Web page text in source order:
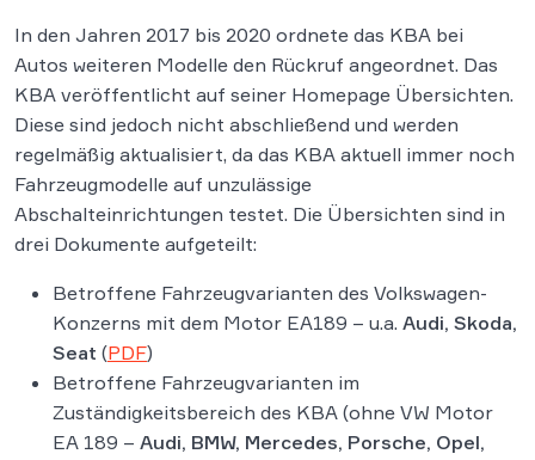
In den Jahren 2017 bis 2020 ordnete das KBA bei
Autos weiteren Modelle den Rückruf angeordnet. Das
KBA veröffentlicht auf seiner Homepage Übersichten.
Diese sind jedoch nicht abschließend und werden
regelmäßig aktualisiert, da das KBA aktuell immer noch
Fahrzeugmodelle auf unzulässige
Abschalteinrichtungen testet. Die Übersichten sind in
drei Dokumente aufgeteilt:
Betroffene Fahrzeugvarianten des Volkswagen-
Konzerns mit dem Motor EA189 – u.a. Audi, Skoda,
Seat (PDF)
Betroffene Fahrzeugvarianten im
Zuständigkeitsbereich des KBA (ohne VW Motor
EA 189 – Audi, BMW, Mercedes, Porsche, Opel,